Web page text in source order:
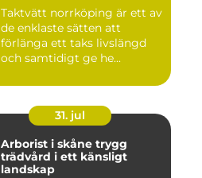
Taktvätt norrköping är ett av
de enklaste sätten att
förlänga ett taks livslängd
och samtidigt ge he...
31. jul
Arborist i skåne trygg
trädvård i ett känsligt
landskap